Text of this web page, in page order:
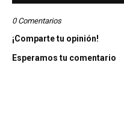
0 Comentarios
¡Comparte tu opinión!
Esperamos tu comentario